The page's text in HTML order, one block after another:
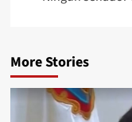
More Stories